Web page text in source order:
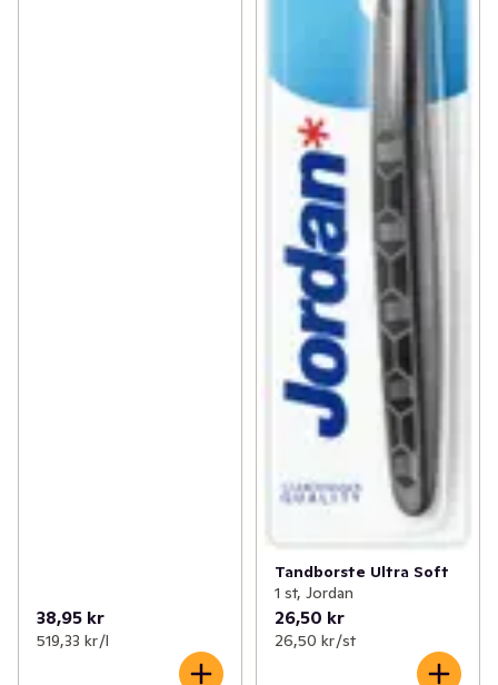
38,95 kr
519,33 kr /l
Tandborste Ultra Soft
1 st, Jordan
26,50 kr
26,50 kr /st